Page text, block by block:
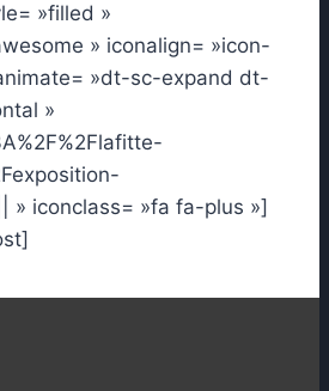
»filled »
» iconalign= »icon-
»dt-sc-expand dt-
»
» iconclass= »fa fa-plus »]